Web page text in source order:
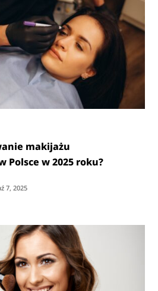
makijażu
Polsce w 2025 roku?
7, 2025